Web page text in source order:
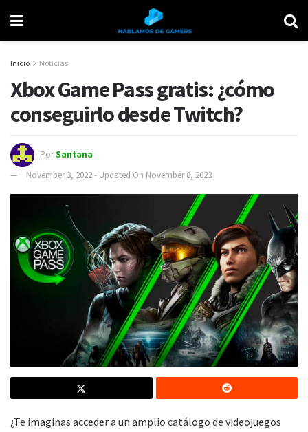
Inicio Noticias
Xbox Game Pass gratis: ¿cómo
conseguirlo desde Twitch?
PorSantana
November 3, 2022 - Updated On November 8, 2023
¿Te imaginas acceder a un amplio catálogo de videojuegos